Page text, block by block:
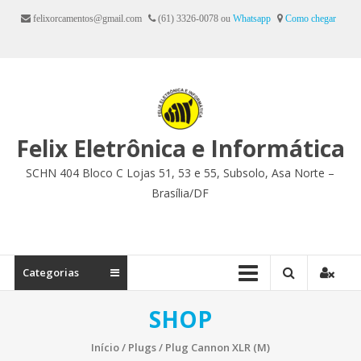
para
felixorcamentos@gmail.com (61) 3326-0078 ou Whatsapp Como chegar
Felix Eletrônica e Informática
SCHN 404 Bloco C Lojas 51, 53 e 55, Subsolo, Asa Norte –
Brasília/DF
Categorias
SHOP
Início/ Plugs/ Plug Cannon XLR (M)